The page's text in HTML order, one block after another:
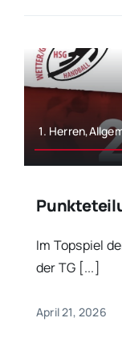
1.
Im Topspiel
der TG [...]
April 21, 2026